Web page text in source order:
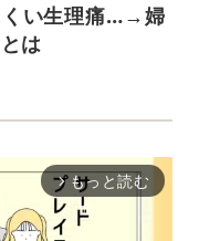
くい生理痛…→婦
は
arrow_forward_ios もっと読む